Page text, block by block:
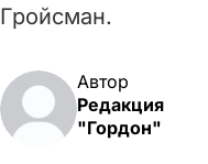
Гройсман.
Автор
Редакция
"Гордон"